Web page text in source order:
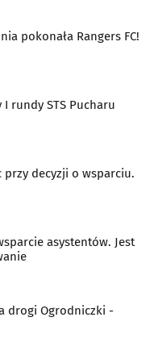
pokonała Rangers FC!
rundy STS Pucharu
przy decyzji o wsparciu.
asystentów. Jest
drogi Ogrodniczki -